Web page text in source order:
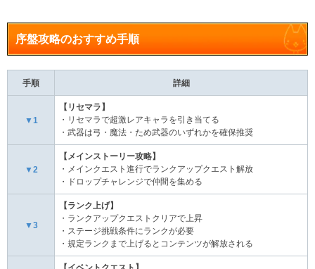
序盤攻略のおすすめ手順
手順 詳細
▼1
【リセマラ】
・リセマラで超激レアキャラを引き当てる
・武器は弓・魔法・ため武器のいずれかを確保推奨
▼2
【メインストーリー攻略】
・メインクエスト進行でランクアップクエスト解放
・ドロップチャレンジで仲間を集める
▼3
【ランク上げ】
・ランクアップクエストクリアで上昇
・ステージ挑戦条件にランクが必要
・規定ランクまで上げるとコンテンツが解放される